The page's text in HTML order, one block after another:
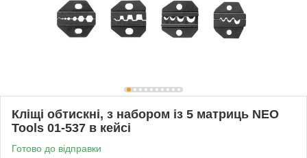
Кліщі обтискні, з набором із 5 матриць NEO
Tools 01-537 в кейсі
Готово до відправки